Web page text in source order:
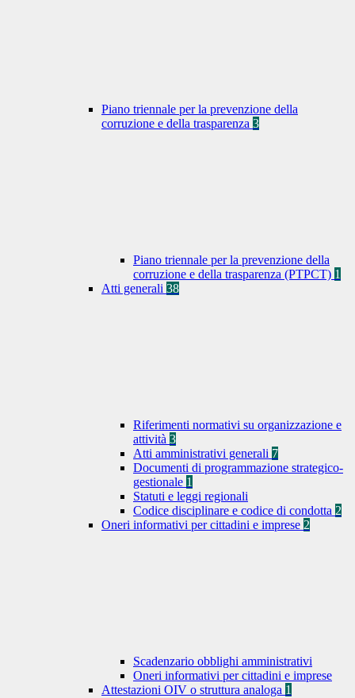
Piano triennale per la prevenzione della
corruzione e della trasparenza 3
Piano triennale per la prevenzione della
corruzione e della trasparenza (PTPCT) 1
Atti generali 38
Riferimenti normativi su organizzazione e
attività 3
Atti amministrativi generali 7
Documenti di programmazione strategico-
gestionale 1
Statuti e leggi regionali
Codice disciplinare e codice di condotta 2
Oneri informativi per cittadini e imprese 2
Scadenzario obblighi amministrativi
Oneri informativi per cittadini e imprese
Attestazioni OIV o struttura analoga 1